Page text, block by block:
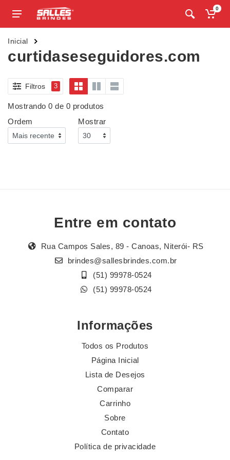
0
Inicial
curtidaseseguidores.com
Filtros 3
Mostrando 0 de 0 produtos
Ordem
Mostrar
Entre em contato
Rua Campos Sales, 89 - Canoas, Niterói- RS
brindes@sallesbrindes.com.br
(51) 99978-0524
(51) 99978-0524
Informações
Todos os Produtos
Página Inicial
Lista de Desejos
Comparar
Carrinho
Sobre
Contato
Política de privacidade